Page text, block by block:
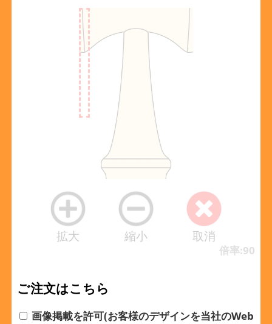
拡大 縮小 取消
倍率:90
ご注文はこちら
画像掲載を許可(お客様のデザインを当社のWeb